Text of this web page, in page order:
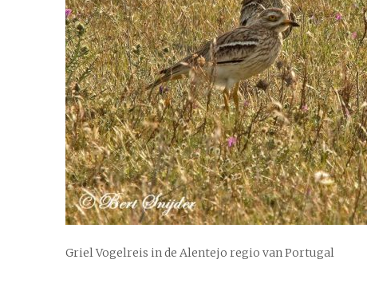
Griel Vogelreis in de Alentejo regio van Portugal